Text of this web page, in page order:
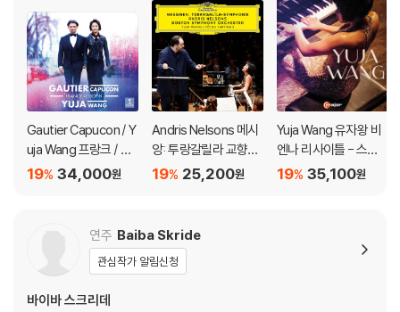
Gautier Capucon / Y
uja Wang 프랑크 / 쇼
팽: 첼로 소나타 (Franc
34,000원
19%
Andris Nelsons 메시
앙: 투랑갈릴라 교향곡
(Messiaen: Turangal
25,200원
19%
Yuja Wang 유자왕 비
엔나 리사이틀 - 스크
랴빈, 베토벤 외 (the V
35,100원
19%
연주 Baiba Skride
관심작가 알림신청
바이바 스크리데